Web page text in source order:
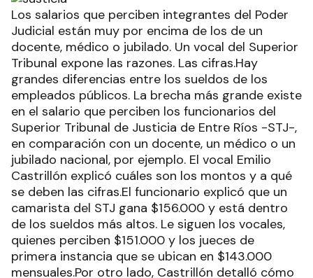
Los salarios que perciben integrantes del Poder
Judicial están muy por encima de los de un
docente, médico o jubilado. Un vocal del Superior
Tribunal expone las razones. Las cifras.Hay
grandes diferencias entre los sueldos de los
empleados públicos. La brecha más grande existe
en el salario que perciben los funcionarios del
Superior Tribunal de Justicia de Entre Ríos -STJ-,
en comparación con un docente, un médico o un
jubilado nacional, por ejemplo. El vocal Emilio
Castrillón explicó cuáles son los montos y a qué
se deben las cifras.El funcionario explicó que un
camarista del STJ gana $156.000 y está dentro
de los sueldos más altos. Le siguen los vocales,
quienes perciben $151.000 y los jueces de
primera instancia que se ubican en $143.000
mensuales.Por otro lado, Castrillón detalló cómo